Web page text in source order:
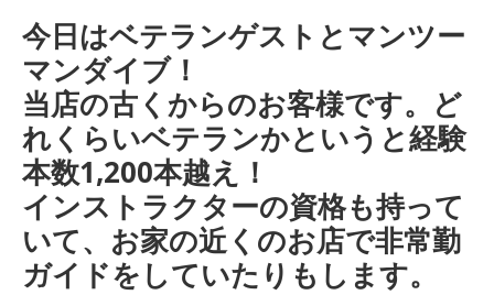
今日はベテランゲストとマンツー
マンダイブ！
当店の古くからのお客様です。ど
れくらいベテランかというと経験
本数1,200本越え！
インストラクターの資格も持って
いて、お家の近くのお店で非常勤
ガイドをしていたりもします。